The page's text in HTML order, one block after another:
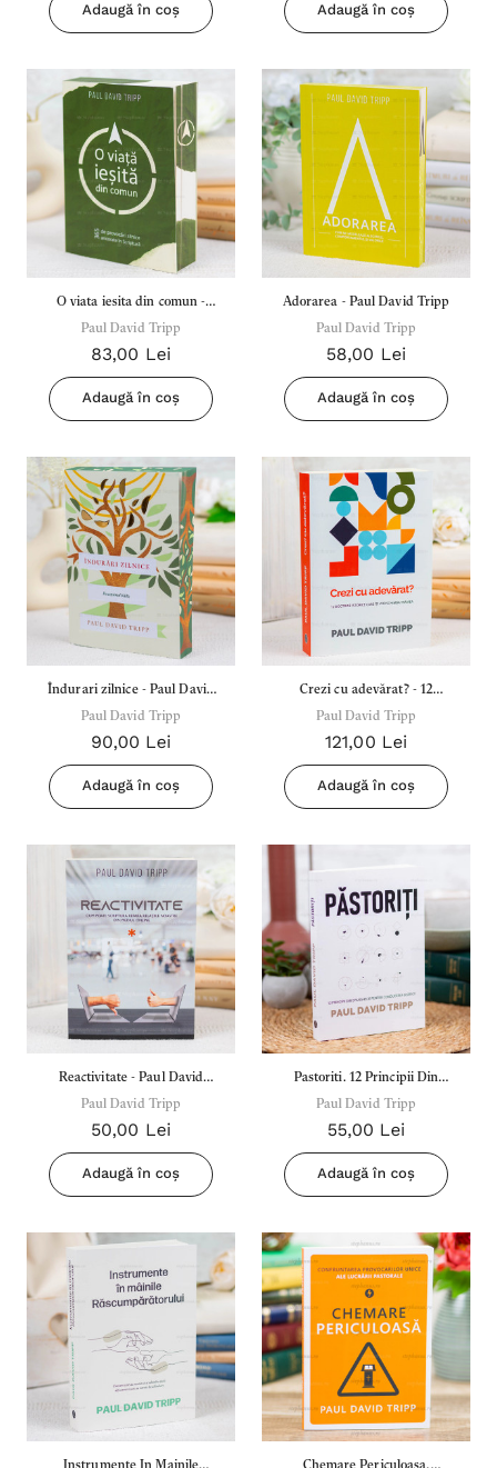
Adaugă în coș Adaugă în coș
O viata iesita din comun -
Paul David Tripp
Paul David Tripp
83,00 Lei
Adaugă în coș
Adorarea - Paul David Tripp
Paul David Tripp
58,00 Lei
Adaugă în coș
Îndurari zilnice - Paul David
Tripp
Paul David Tripp
90,00 Lei
Adaugă în coș
Crezi cu adevărat? - 12
doctrine istorice care îți vor
schimba trăirea
Paul David Tripp
121,00 Lei
Adaugă în coș
Reactivitate - Paul David
Tripp
Paul David Tripp
50,00 Lei
Adaugă în coș
Pastoriti. 12 Principii Din
Evanghelie Pentru
Conducerea Bisericii - Paul
David Tripp
Paul David Tripp
55,00 Lei
Adaugă în coș